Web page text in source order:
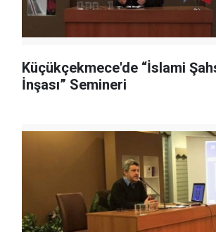
Küçükçekmece'de “İslami
İnşası” Semineri